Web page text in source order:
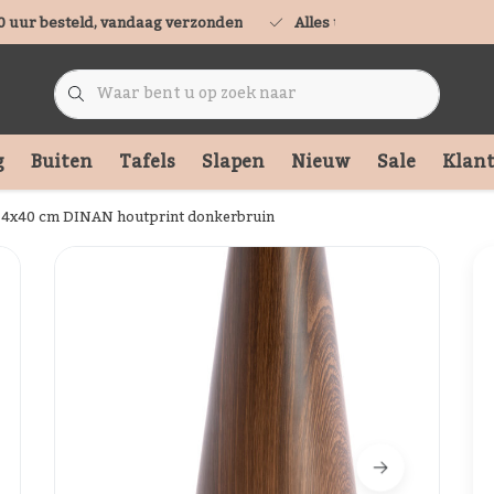
uur besteld, vandaag verzonden Alles uit voorraad
Buiten Tafels Slapen Nieuw Sale
cm DINAN houtprint donkerbruin